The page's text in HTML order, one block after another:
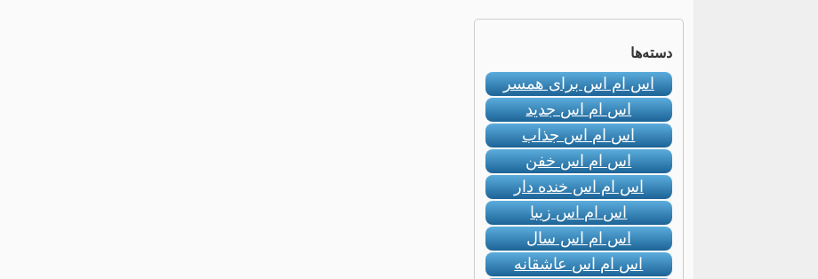
دسته‌ها
اس ام اس برای همسر
اس ام اس جدید
اس ام اس جذاب
اس ام اس خفن
اس ام اس خنده دار
اس ام اس زیبا
اس ام اس سال
اس ام اس عاشقانه